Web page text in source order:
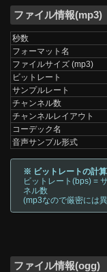
ファイル情報(mp3)
秒数
フォーマット名
ファイルサイズ (mp3)
ビットレート
サンプルレート
チャンネル数
チャンネルレイアウト
コーデック名
音声サンプル形式
※ ビットレートの計
ビットレート(bps) =
ネル数
(mp3なので厳密には
ファイル情報(ogg)